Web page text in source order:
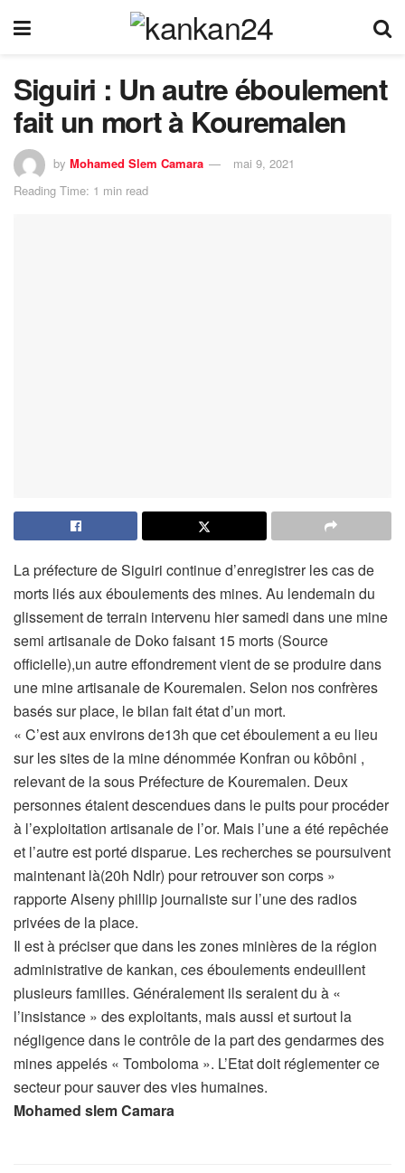
Siguiri : Un autre éboulement
fait un mort à Kouremalen
by Mohamed Slem Camara
mai 9, 2021
Reading Time: 1 min read
La préfecture de Siguiri continue d’enregistrer les cas de
morts liés aux éboulements des mines. Au lendemain du
glissement de terrain intervenu hier samedi dans une mine
semi artisanale de Doko faisant 15 morts (Source
officielle),un autre effondrement vient de se produire dans
une mine artisanale de Kouremalen. Selon nos confrères
basés sur place, le bilan fait état d’un mort.
« C’est aux environs de13h que cet éboulement a eu lieu
sur les sites de la mine dénommée Konfran ou kôbôni ,
relevant de la sous Préfecture de Kouremalen. Deux
personnes étaient descendues dans le puits pour procéder
à l’exploitation artisanale de l’or. Mais l’une a été repêchée
et l’autre est porté disparue. Les recherches se poursuivent
maintenant là(20h Ndlr) pour retrouver son corps »
rapporte Alseny phillip journaliste sur l’une des radios
privées de la place.
Il est à préciser que dans les zones minières de la région
administrative de kankan, ces éboulements endeuillent
plusieurs familles. Généralement ils seraient du à «
l’insistance » des exploitants, mais aussi et surtout la
négligence dans le contrôle de la part des gendarmes des
mines appelés « Tomboloma ». L’Etat doit réglementer ce
secteur pour sauver des vies humaines.
Mohamed slem Camara